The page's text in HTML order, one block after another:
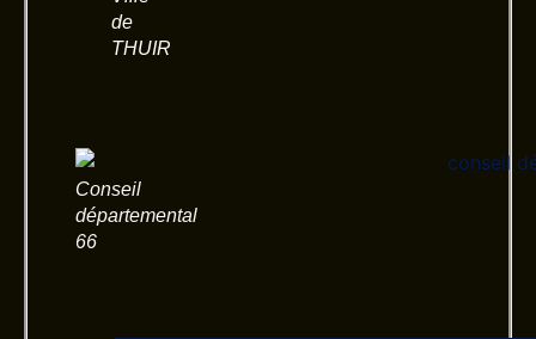
de
THUIR
Conseil
départemental
66